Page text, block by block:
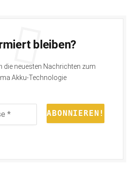
bleiben?
die neuesten Nachrichten zum
Akku-Technologie